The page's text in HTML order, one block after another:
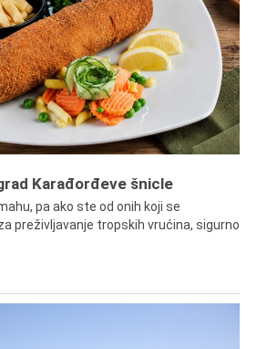
Karađorđeve šnicle
pa ako ste od onih koji se
preživljavanje tropskih vrućina, sigurno